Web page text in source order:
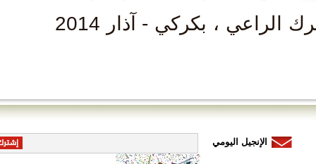
الرسالة العامة الثالثة للبطريرك الراعي ، بكركي - آذار 2014
الإنجيل اليومي